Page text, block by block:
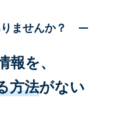
ませんか？
を、
方法がない